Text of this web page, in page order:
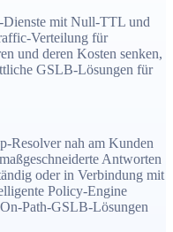
mit Null-TTL und
Verteilung für
und deren Kosten senken,
GSLB-Lösungen für
Resolver nah am Kunden
Antworten
oder in Verbindung mit
Policy-Engine
Path-GSLB-Lösungen